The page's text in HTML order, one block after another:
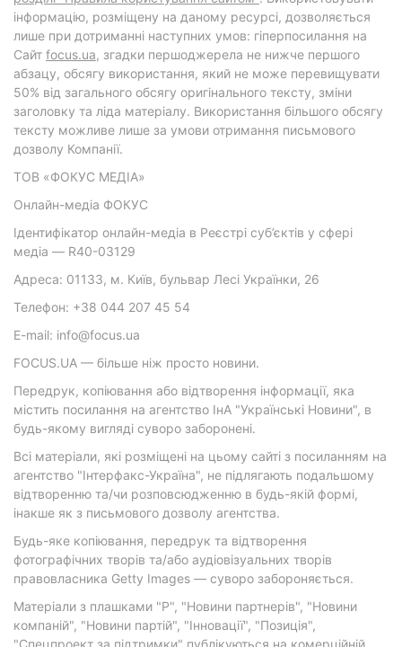
інформацію, розміщену на даному ресурсі, дозволяється
лише при дотриманні наступних умов: гіперпосилання на
Cайт focus.ua, згадки першоджерела не нижче першого
абзацу, обсягу використання, який не може перевищувати
50% від загального обсягу оригінального тексту, зміни
заголовку та ліда матеріалу. Використання більшого обсягу
тексту можливе лише за умови отримання письмового
дозволу Компанії.
ТОВ «ФОКУС МЕДІА»
Онлайн-медіа ФОКУС
Ідентифікатор онлайн-медіа в Реєстрі суб’єктів у сфері
медіа — R40-03129
Адреса: 01133, м. Київ, бульвар Лесі Українки, 26
Телефон: +38 044 207 45 54
E-mail: info@focus.ua
FOCUS.UA — більше ніж просто новини.
Передрук, копіювання або відтворення інформації, яка
містить посилання на агентство ІнА "Українські Новини", в
будь-якому вигляді суворо заборонені.
Всі матеріали, які розміщені на цьому сайті з посиланням на
агентство "Інтерфакс-Україна", не підлягають подальшому
відтворенню та/чи розповсюдженню в будь-якій формі,
інакше як з письмового дозволу агентства.
Будь-яке копіювання, передрук та відтворення
фотографічних творів та/або аудіовізуальних творів
правовласника Getty Images — суворо забороняється.
Матеріали з плашками "Р", "Новини партнерів", "Новини
компаній", "Новини партій", "Інновації", "Позиція",
"Спецпроект за підтримки" публікуються на комерційній